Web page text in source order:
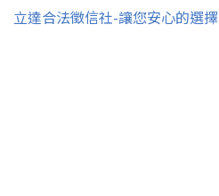
立達合法徵信社-讓您安心的選擇